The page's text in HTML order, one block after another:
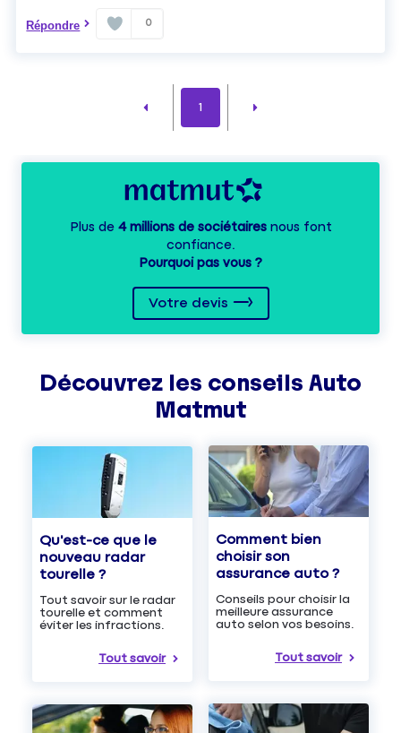
Répondre 0
1
Plus de 4 millions de sociétairesnous font
confiance.
Pourquoi pas vous ?
Votre devis
Découvrez les conseils Auto
Matmut
Qu'est-ce que le
nouveau radar
tourelle ?
Tout savoir sur le radar
tourelle et comment
éviter les infractions.
Tout savoir
Comment bien
choisir son
assurance auto ?
Conseils pour choisir la
meilleure assurance
auto selon vos besoins.
Tout savoir